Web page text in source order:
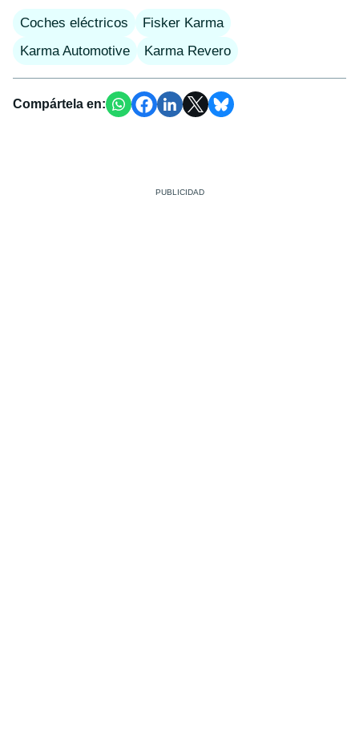
Coches eléctricos
Fisker Karma
Karma Automotive
Karma Revero
Compártela en: